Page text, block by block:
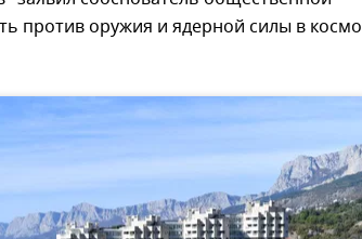
против оружия и ядерной силы в